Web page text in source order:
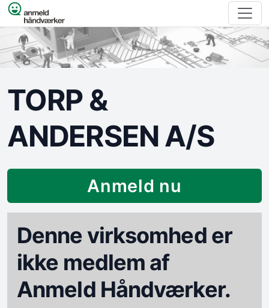
Spring til indhold
TORP &
ANDERSEN A/S
Anmeld nu
Denne virksomhed er
ikke medlem af
Anmeld Håndværker.